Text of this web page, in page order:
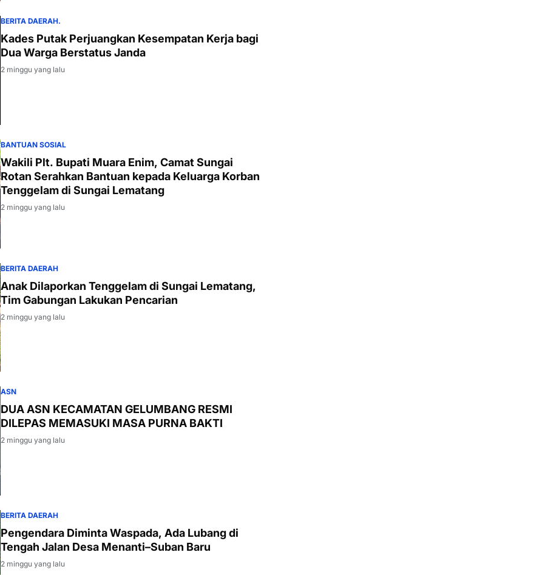
BERITA DAERAH.
Kades Putak Perjuangkan Kesempatan Kerja bagi
Dua Warga Berstatus Janda
2 minggu yang lalu
BANTUAN SOSIAL
Wakili Plt. Bupati Muara Enim, Camat Sungai
Rotan Serahkan Bantuan kepada Keluarga Korban
Tenggelam di Sungai Lematang
2 minggu yang lalu
BERITA DAERAH
Anak Dilaporkan Tenggelam di Sungai Lematang,
Tim Gabungan Lakukan Pencarian
2 minggu yang lalu
ASN
DUA ASN KECAMATAN GELUMBANG RESMI
DILEPAS MEMASUKI MASA PURNA BAKTI
2 minggu yang lalu
BERITA DAERAH
Pengendara Diminta Waspada, Ada Lubang di
Tengah Jalan Desa Menanti–Suban Baru
2 minggu yang lalu